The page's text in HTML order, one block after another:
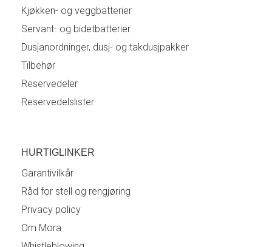
Kjøkken- og veggbatterier
Servant- og bidetbatterier
Dusjanordninger, dusj- og takdusjpakker
Tilbehør
Reservedeler
Reservedelslister
HURTIGLINKER
Garantivilkår
Råd for stell og rengjøring
Privacy policy
Om Mora